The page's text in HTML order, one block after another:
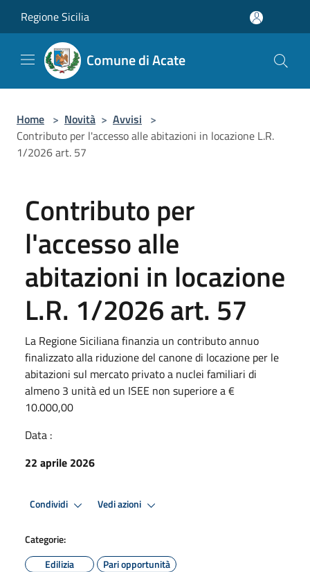
Regione Sicilia
Comune di Acate
Home > Novità > Avvisi >
Contributo per l'accesso alle abitazioni in locazione L.R.
1/2026 art. 57
Contributo per
l'accesso alle
abitazioni in locazione
L.R. 1/2026 art. 57
La Regione Siciliana finanzia un contributo annuo
finalizzato alla riduzione del canone di locazione per le
abitazioni sul mercato privato a nuclei familiari di
almeno 3 unità ed un ISEE non superiore a €
10.000,00
Data :
22 aprile 2026
Condividi Vedi azioni
Categorie:
Edilizia
Pari opportunità